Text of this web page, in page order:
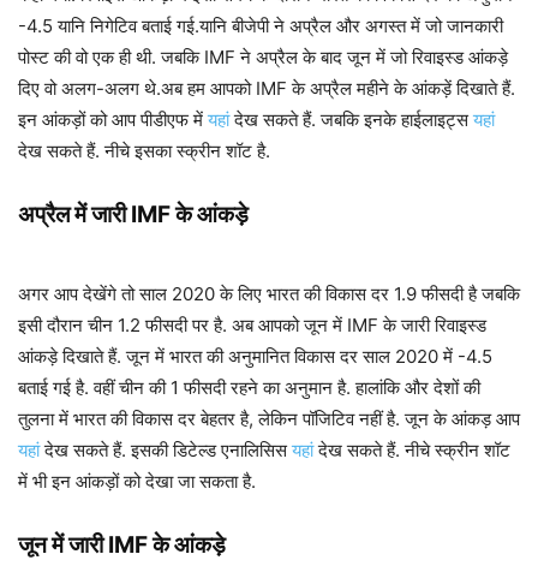
-4.5 यानि निगेटिव बताई गई.यानि बीजेपी ने अप्रैल और अगस्त में जो जानकारी
पोस्ट की वो एक ही थी. जबकि IMF ने अप्रैल के बाद जून में जो रिवाइस्ड आंकड़े
दिए वो अलग-अलग थे.अब हम आपको IMF के अप्रैल महीने के आंकड़ें दिखाते हैं.
इन आंकड़ों को आप पीडीएफ मेंयहांदेख सकते हैं. जबकि इनके हाईलाइट्सयहां
देख सकते हैं. नीचे इसका स्क्रीन शॉट है.
अप्रैल में जारी IMF के आंकड़े
अगर आप देखेंगे तो साल 2020 के लिए भारत की विकास दर 1.9 फीसदी है जबकि
इसी दौरान चीन 1.2 फीसदी पर है. अब आपको जून में IMF के जारी रिवाइस्ड
आंकड़े दिखाते हैं. जून में भारत की अनुमानित विकास दर साल 2020 में -4.5
बताई गई है. वहीं चीन की 1 फीसदी रहने का अनुमान है. हालांकि और देशों की
तुलना में भारत की विकास दर बेहतर है, लेकिन पॉजिटिव नहीं है. जून के आंकड़ आप
यहांदेख सकते हैं. इसकी डिटेल्ड एनालिसिसयहांदेख सकते हैं. नीचे स्क्रीन शॉट
में भी इन आंकड़ों को देखा जा सकता है.
जून में जारी IMF के आंकड़े